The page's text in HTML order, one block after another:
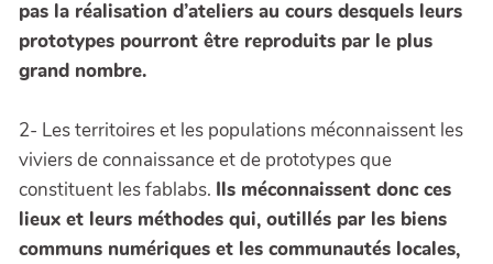
pas la réalisation d’ateliers au cours desquels leurs
prototypes pourront être reproduits par le plus
grand nombre.
2- Les territoires et les populations méconnaissent les
viviers de connaissance et de prototypes que
constituent les fablabs. Ils méconnaissent donc ces
lieux et leurs méthodes qui, outillés par les biens
communs numériques et les communautés locales,